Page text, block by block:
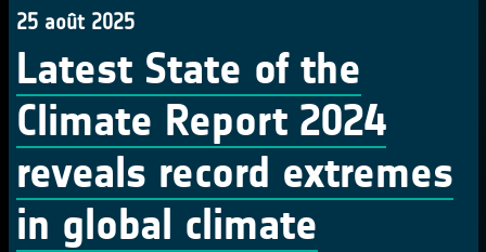
25 août 2025
Latest State of the
Climate Report 2024
reveals record extremes
in global climate